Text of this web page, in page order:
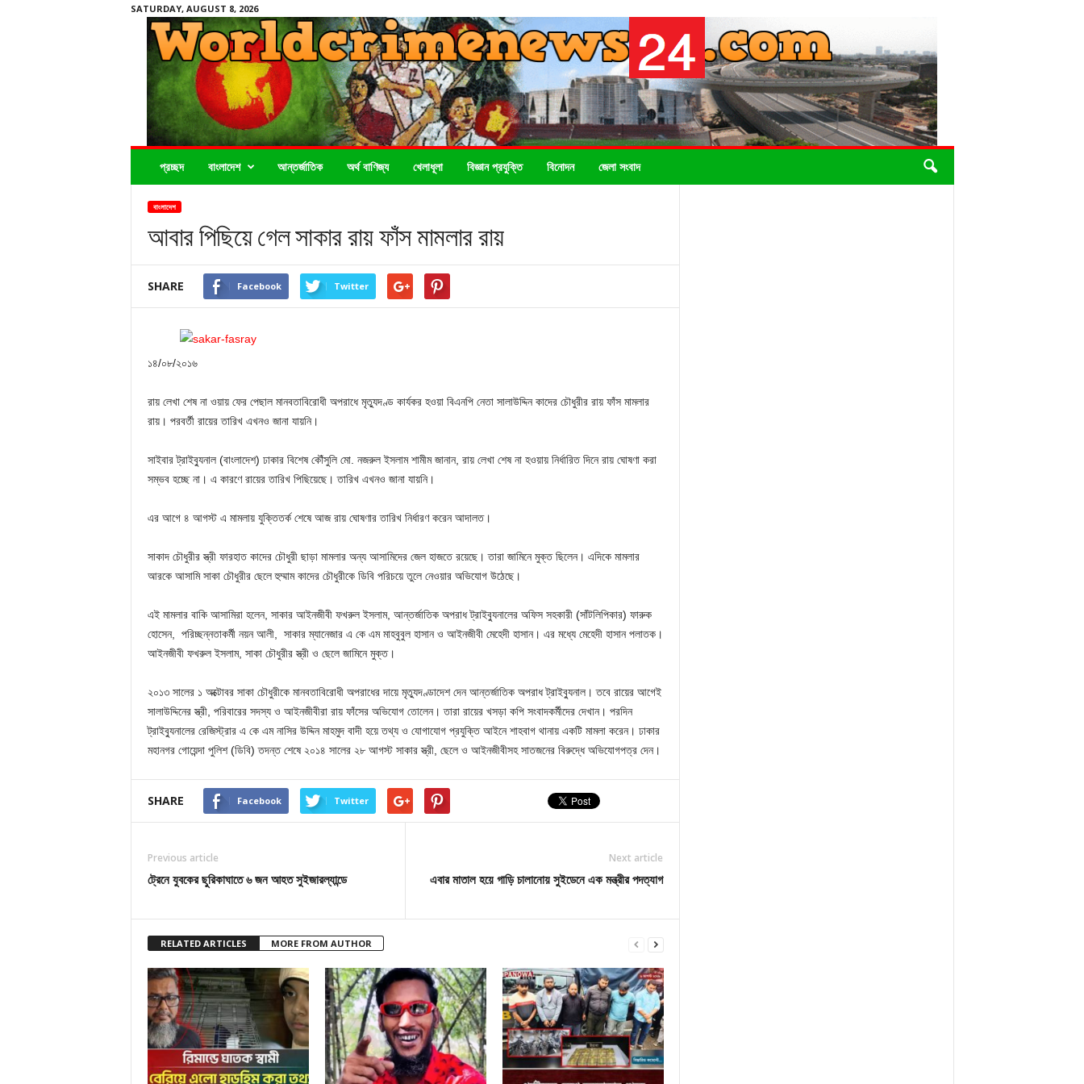
SATURDAY, AUGUST 8, 2026
প্রচ্ছদ বাংলাদেশ আন্তর্জাতিক অর্থ বাণিজ্য খেলাধূলা বিজ্ঞান প্রযুক্তি বিনোদন জেলা সংবাদ
বাংলাদেশ
আবার পিছিয়ে গেল সাকার রায় ফাঁস মামলার রায়
SHARE Facebook Twitter
১৪/০৮/২০১৬
রায় লেখা শেষ না ওয়ায় ফের পেছাল মানবতাবিরোধী অপরাধে মৃত্যুদণ্ড কার্যকর হওয়া বিএনপি নেতা সালাউদ্দিন কাদের চৌধুরীর রায় ফাঁস মামলার
রায়। পরবর্তী রায়ের তারিখ এখনও জানা যায়নি।
সাইবার ট্রাইব্যুনাল (বাংলাদেশ) ঢাকার বিশেষ কৌঁসুলি মো. নজরুল ইসলাম শামীম জানান, রায় লেখা শেষ না হওয়ায় নির্ধারিত দিনে রায় ঘোষণা করা
সম্ভব হচ্ছে না। এ কারণে রায়ের তারিখ পিছিয়েছে। তারিখ এখনও জানা যায়নি।
এর আগে ৪ আগস্ট এ মামলায় যুক্তিতর্ক শেষে আজ রায় ঘোষণার তারিখ নির্ধারণ করেন আদালত।
সাকাদ চৌধুরীর স্ত্রী ফারহাত কাদের চৌধুরী ছাড়া মামলার অন্য আসামিদের জেল হাজতে রয়েছে। তারা জামিনে মুক্ত ছিলেন। এদিকে মামলার
আরকে আসামি সাকা চৌধুরীর ছেলে হুম্মাম কাদের চৌধুরীকে ডিবি পরিচয়ে তুলে নেওয়ার অভিযোগ উঠেছে।
এই মামলার বাকি আসামিরা হলেন, সাকার আইনজীবী ফখরুল ইসলাম, আন্তর্জাতিক অপরাধ ট্রাইব্যুনালের অফিস সহকারী (সাঁটলিপিকার) ফারুক
হোসেন, পরিচ্ছন্নতাকর্মী নয়ন আলী, সাকার ম্যানেজার এ কে এম মাহবুবুল হাসান ও আইনজীবী মেহেদী হাসান। এর মধ্যে মেহেদী হাসান পলাতক।
আইনজীবী ফখরুল ইসলাম, সাকা চৌধুরীর স্ত্রী ও ছেলে জামিনে মুক্ত।
২০১৩ সালের ১ অক্টোবর সাকা চৌধুরীকে মানবতাবিরোধী অপরাধের দায়ে মৃত্যুদণ্ডাদেশ দেন আন্তর্জাতিক অপরাধ ট্রাইব্যুনাল। তবে রায়ের আগেই
সালাউদ্দিনের স্ত্রী, পরিবারের সদস্য ও আইনজীবীরা রায় ফাঁসের অভিযোগ তোলেন। তারা রায়ের খসড়া কপি সংবাদকর্মীদের দেখান। পরদিন
ট্রাইব্যুনালের রেজিস্ট্রার এ কে এম নাসির উদ্দিন মাহমুদ বাদী হয়ে তথ্য ও যোগাযোগ প্রযুক্তি আইনে শাহবাগ থানায় একটি মামলা করেন। ঢাকার
মহানগর গোয়েন্দা পুলিশ (ডিবি) তদন্ত শেষে ২০১৪ সালের ২৮ আগস্ট সাকার স্ত্রী, ছেলে ও আইনজীবীসহ সাতজনের বিরুদ্ধে অভিযোগপত্র দেন।
SHARE Facebook Twitter
Previous article
ট্রেনে যুবকের ছুরিকাঘাতে ৬ জন আহত সুইজারল্যান্ডে
Next article
এবার মাতাল হয়ে গাড়ি চালানোয় সুইডেনে এক মন্ত্রীর পদত্যাগ
RELATED ARTICLES MORE FROM AUTHOR